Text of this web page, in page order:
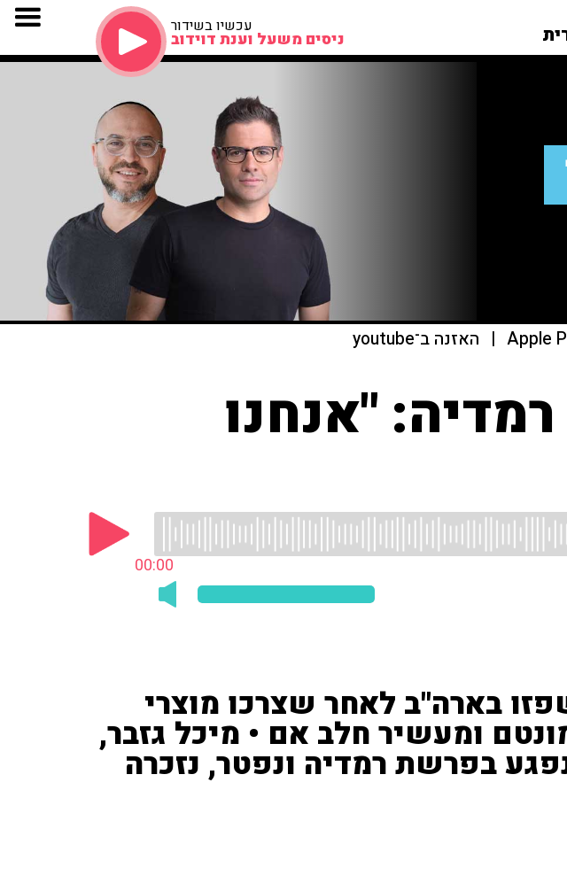
עכשיו בשידור
ניסים משעל וענת דוידוב
| האזנה ב־youtube
"אנחנו
00:00
בארה"ב לאחר שצרכו מוצרי
ומעשיר חלב אם • מיכל גזבר,
בפרשת רמדיה ונפטר, נזכרה